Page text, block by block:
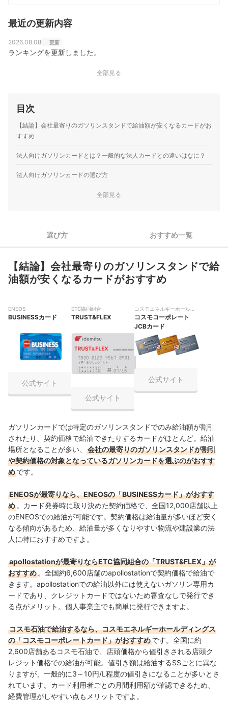
済を専門に解説コンテンツの制作を統括する。 また、
関する連載も担当している。
大島凱斗のプロフィール
最近の更新内容
2026.08.08 更新
ランキングを更新しました。
全部見る
目次
【結論】会社最寄りのガソリンスタンドで給油額が安くなるカードがお
すすめ
法人向けガソリンカードとは？一般的な法人カードとの違いはなに？
法人向けガソリンカードの選び方
ガソリン代の割引サービスで選ぼう
4
限度額をチェック。総利用額が50万/月を超えるなら、ゴールド
も検討して
法人向けガソリンカードの使い方は？
全部見る
選び方 おすすめ一覧
【結論】会社最寄りのガソリンスタンドで給
油額が安くなるカードがおすすめ
ENEOS
BUSINESSカード
公式サイト
ETC協同組合
TRUST&FLEX
公式サイト
コスモエネルギーホールデ
ィングス
コスモコーポレート
JCBカード
公式サイト
ガソリンカードでは特定のガソリンスタンドでのみ給油額が割引
されたり、契約価格で給油できたりするカードがほとんど。給油
場所となることが多い、
会社の最寄りのガソリンスタンドが割引
や契約価格の対象となっているガソリンカードを選ぶのがおすす
めです。
ENEOSが最寄りなら、ENEOSの「BUSINESSカード」がおすす
め 。カード発券時に取り決めた契約価格で、全国12,000店舗以上
のENEOSでの給油が可能です。契約価格は給油量が多いほど安く
なる傾向があるため、給油量が多くなりやすい物流や建設業の法
人に特におすすめですよ。
apollostationが最寄りならETC協同組合の「TRUST&FLEX」が
おすすめ 。全国約6,600店舗のapollostationで契約価格で給油で
きます。apollostationでの給油以外には使えないガソリン専用カ
ードであり、クレジットカードではないため審査なしで発行でき
る点がメリット。個人事業主でも簡単に発行できますよ。
コスモ石油で給油するなら、コスモエネルギーホールディングス
の「コスモコーポレートカード」がおすすめです。全国に約
2,600店舗あるコスモ石油で、店頭価格から値引きされる店頭ク
レジット価格での給油が可能。値引き額は給油するSSごとに異な
りますが、一般的に3～10円/L程度の値引きになることが多いとさ
れています。カード利用者ごとの月間利用額が確認できるため、
経費管理がしやすい点もメリットですよ。